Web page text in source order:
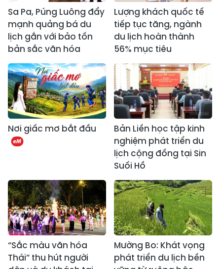
Sa Pa, Púng Luông đẩy
mạnh quảng bá du
lịch gắn với bảo tồn
bản sắc văn hóa
Lượng khách quốc tế
tiếp tục tăng, ngành
du lịch hoàn thành
56% mục tiêu
Nơi giấc mơ bắt đầu
Bản Liền học tập kinh
nghiệm phát triển du
lịch cộng đồng tại Sin
Suối Hồ
“Sắc màu văn hóa
Thái” thu hút người
Mường Bo: Khát vọng
phát triển du lịch bền